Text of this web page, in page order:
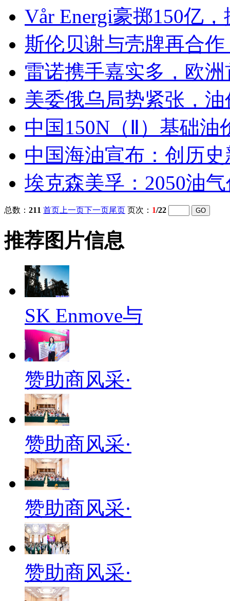
Vår Energi豪掷150亿
斯伦贝谢与壳牌再合
雷诺携手嘉实多，欧
美委俄乌局势紧张，
中国150N（Ⅱ）基础
中国海油宣布：创历史
埃克森美孚：2050油
总数： 211 首页 上一页下一页尾页 页次： 1/22
推荐图片信息
SK Enmove与
赞助商风采·
赞助商风采·
赞助商风采·
赞助商风采·